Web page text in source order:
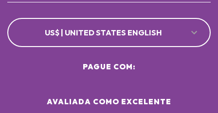
US$ | UNITED STATES ENGLISH
AVALIADA COMO EXCELENTE
PAGUE COM: